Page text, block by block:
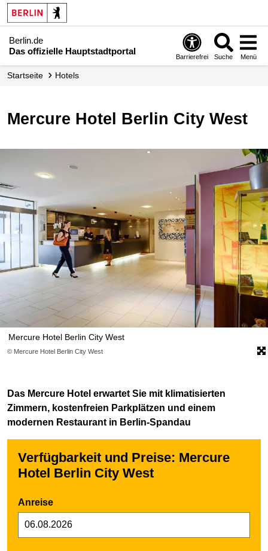
Berlin.de
Das offizielle Hauptstadtportal
Barrierefrei Suche Menü
Startseite Hotels
Mercure Hotel Berlin City West
© Mercure Hotel Berlin City West
Mercure Hotel Berlin City West
Das Mercure Hotel erwartet Sie mit klimatisierten
Zimmern, kostenfreien Parkplätzen und einem
modernen Restaurant in Berlin-Spandau
Verfügbarkeit und Preise: Mercure
Hotel Berlin City West
Anreise